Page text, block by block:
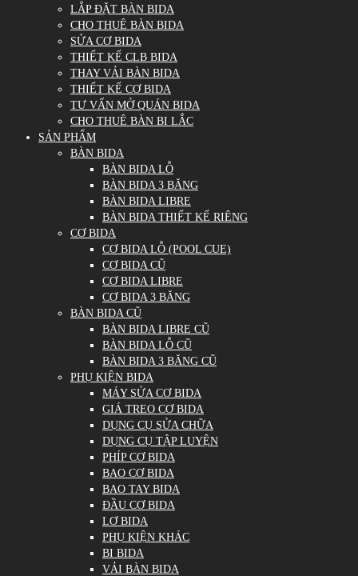
LẮP ĐẶT BÀN BIDA
CHO THUÊ BÀN BIDA
SỬA CƠ BIDA
THIẾT KẾ CLB BIDA
THAY VẢI BÀN BIDA
THIẾT KẾ CƠ BIDA
TƯ VẤN MỞ QUÁN BIDA
CHO THUÊ BÀN BI LẮC
SẢN PHẨM
BÀN BIDA
BÀN BIDA LỖ
BÀN BIDA 3 BĂNG
BÀN BIDA LIBRE
BÀN BIDA THIẾT KẾ RIÊNG
CƠ BIDA
CƠ BIDA LỖ (POOL CUE)
CƠ BIDA CŨ
CƠ BIDA LIBRE
CƠ BIDA 3 BĂNG
BÀN BIDA CŨ
BÀN BIDA LIBRE CŨ
BÀN BIDA LỖ CŨ
BÀN BIDA 3 BĂNG CŨ
PHỤ KIỆN BIDA
MÁY SỬA CƠ BIDA
GIÁ TREO CƠ BIDA
DỤNG CỤ SỬA CHỮA
DỤNG CỤ TẬP LUYỆN
PHÍP CƠ BIDA
BAO CƠ BIDA
BAO TAY BIDA
ĐẦU CƠ BIDA
LƠ BIDA
PHỤ KIỆN KHÁC
BI BIDA
VẢI BÀN BIDA